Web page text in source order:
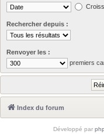
Rechercher depuis :
Renvoyer les :
premiers
Index du forum
Développé par